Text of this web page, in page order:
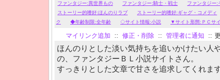
ファンタジー:異世界もの ファンタジー:騎士・戦士
ファンタジー:
ストーリー的嗜好:ほんのりラブ
ストーリー的嗜好:ギャグ・コメディ
ク
◆年齢制限:全年齢 ◇サイト情報:小説 ▼サイト形態:ＰＣサ
マイリンク追加 :: 修正・削除 :: 管理者に通知 ::
ほんのりとした淡い気持ちを追いかけたい人
の、ファンタジーＢＬ小説サイトさん。
すっきりとした文章で甘さを追求してくれま